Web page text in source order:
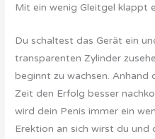
Mit ein wenig Gleitgel klappt
Du schaltest das Gerät ein
transparenten Zylinder
beginnt zu wachsen. Anhand
Zeit den Erfolg besser
wird dein Penis immer ein
Erektion an sich wirst du und